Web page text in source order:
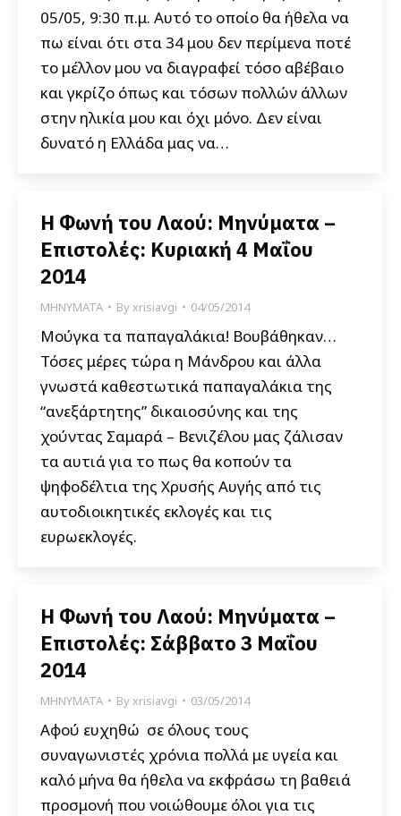
05/05, 9:30 π.μ. Αυτό το οποίο θα ήθελα να
πω είναι ότι στα 34 μου δεν περίμενα ποτέ
το μέλλον μου να διαγραφεί τόσο αβέβαιο
και γκρίζο όπως και τόσων πολλών άλλων
στην ηλικία μου και όχι μόνο. Δεν είναι
δυνατό η Ελλάδα μας να…
Η Φωνή του Λαού: Μηνύματα –
Επιστολές: Κυριακή 4 Μαΐου
2014
ΜΗΝΥΜΑΤΑ Byxrisiavgi 04/05/2014
Μούγκα τα παπαγαλάκια! Βουβάθηκαν…
Τόσες μέρες τώρα η Μάνδρου και άλλα
γνωστά καθεστωτικά παπαγαλάκια της
“ανεξάρτητης” δικαιοσύνης και της
χούντας Σαμαρά – Βενιζέλου μας ζάλισαν
τα αυτιά για το πως θα κοπούν τα
ψηφοδέλτια της Χρυσής Αυγής από τις
αυτοδιοικητικές εκλογές και τις
ευρωεκλογές.
Η Φωνή του Λαού: Μηνύματα –
Επιστολές: Σάββατο 3 Μαΐου
2014
ΜΗΝΥΜΑΤΑ Byxrisiavgi 03/05/2014
Αφού ευχηθώ σε όλους τους
συναγωνιστές χρόνια πολλά με υγεία και
καλό μήνα θα ήθελα να εκφράσω τη βαθειά
προσμονή που νοιώθουμε όλοι για τις